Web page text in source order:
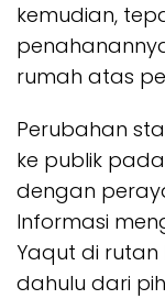
kemudian,
rumah atas
Perubahan
ke publik
dengan
Informasi
Yaqut di rutan
dahulu dari